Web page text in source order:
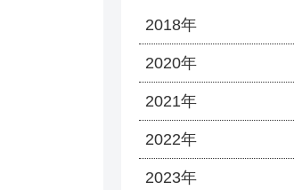
2018年
2020年
2021年
2022年
2023年